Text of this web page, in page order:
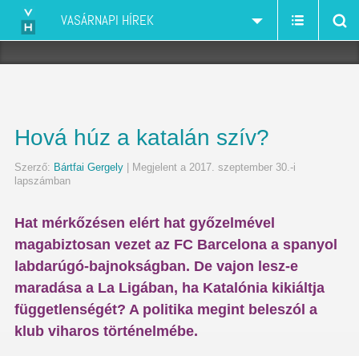
VASÁRNAPI HÍREK
Hová húz a katalán szív?
Szerző: Bártfai Gergely| Megjelent a 2017. szeptember 30.-i
lapszámban
Hat mérkőzésen elért hat győzelmével
magabiztosan vezet az FC Barcelona a spanyol
labdarúgó-bajnokságban. De vajon lesz-e
maradása a La Ligában, ha Katalónia kikiáltja
függetlenségét? A politika megint beleszól a
klub viharos történelmébe.